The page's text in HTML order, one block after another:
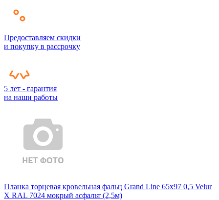
Предоставляем скидки
и покупку в рассрочку
5 лет - гарантия
на наши работы
Планка торцевая кровельная фальц Grand Line 65х97 0,5 Velur
X RAL 7024 мокрый асфальт (2,5м)